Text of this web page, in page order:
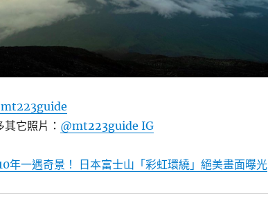
它照片： @mt223guide IG
年一遇奇景！ 日本富士山「彩虹環繞」絕美畫面曝光